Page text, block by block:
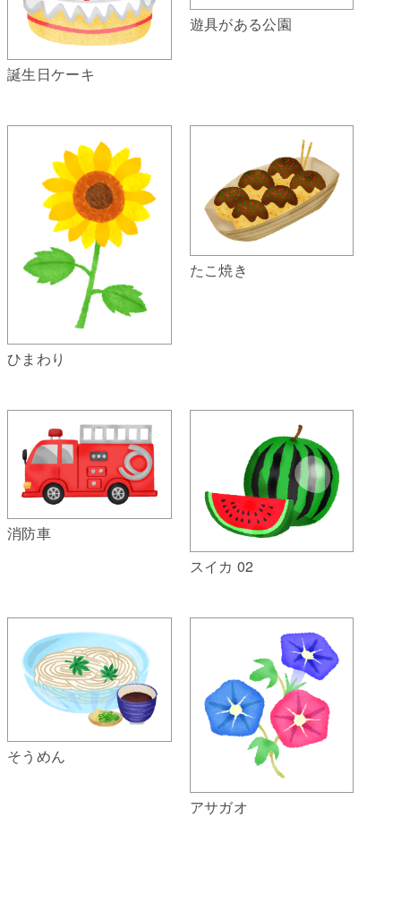
誕生日ケーキ
遊具がある公園
ひまわり
たこ焼き
消防車
スイカ 02
そうめん
アサガオ